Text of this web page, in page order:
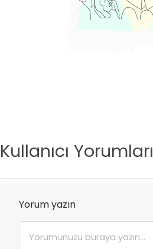
Kullanıcı Yorumları
Yorum yazın